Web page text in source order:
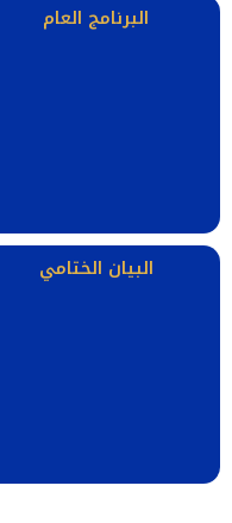
البرنامج العام
البيان الختامي